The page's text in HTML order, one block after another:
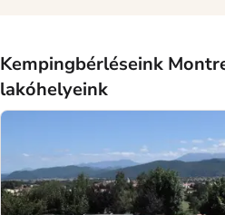
Kempingbérléseink
lakóhelyeink